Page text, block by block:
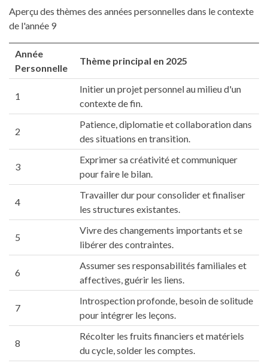
Aperçu des thèmes des années personnelles dans le contexte
de l'année 9
Année
Personnelle
Thème principal en 2025
1
Initier un projet personnel au milieu d'un
contexte de fin.
2
Patience, diplomatie et collaboration dans
des situations en transition.
3
Exprimer sa créativité et communiquer
pour faire le bilan.
4
Travailler dur pour consolider et finaliser
les structures existantes.
5
Vivre des changements importants et se
libérer des contraintes.
6
Assumer ses responsabilités familiales et
affectives, guérir les liens.
7
Introspection profonde, besoin de solitude
pour intégrer les leçons.
8
Récolter les fruits financiers et matériels
du cycle, solder les comptes.